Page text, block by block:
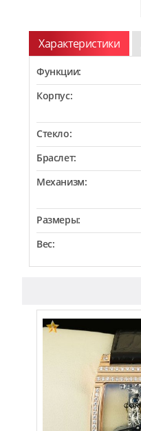
Характеристики
Функции:
Корпус:
Стекло:
Браслет:
Механизм:
Размеры:
Вес: